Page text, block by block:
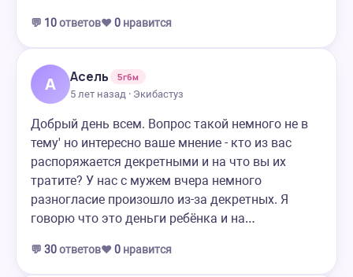
💬 10ответов❤️ 0 нравится
А Асель
5г6м
5 лет назад · Экибастуз
Добрый день всем. Вопрос такой немного не в
тему' но интересно ваше мнение - кто из вас
распоряжается декретными и на что вы их
тратите? У нас с мужем вчера немного
разногласие произошло из-за декретных. Я
говорю что это деньги ребёнка и на…
💬 30ответов❤️ 0 нравится